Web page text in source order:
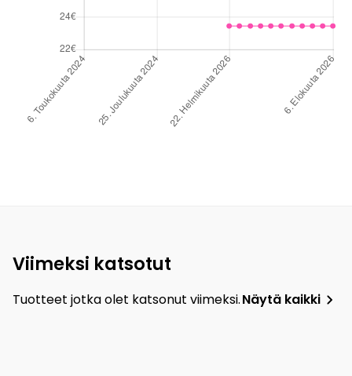
Viimeksi katsotut
Tuotteet jotka olet katsonut viimeksi.Näytä kaikki